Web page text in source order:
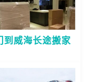
到威海长途搬家